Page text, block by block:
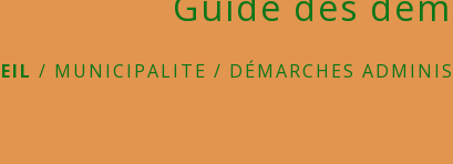
/ MUNICIPALITE / DÉMARCHES